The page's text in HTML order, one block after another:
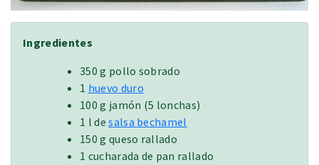
Ingredientes
350 g pollo sobrado
1 huevo duro
100 g jamón (5 lonchas)
1 l desalsa bechamel
150 g queso rallado
1 cucharada de pan rallado